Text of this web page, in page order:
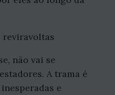
reviravoltas
não vai se
A trama é
e